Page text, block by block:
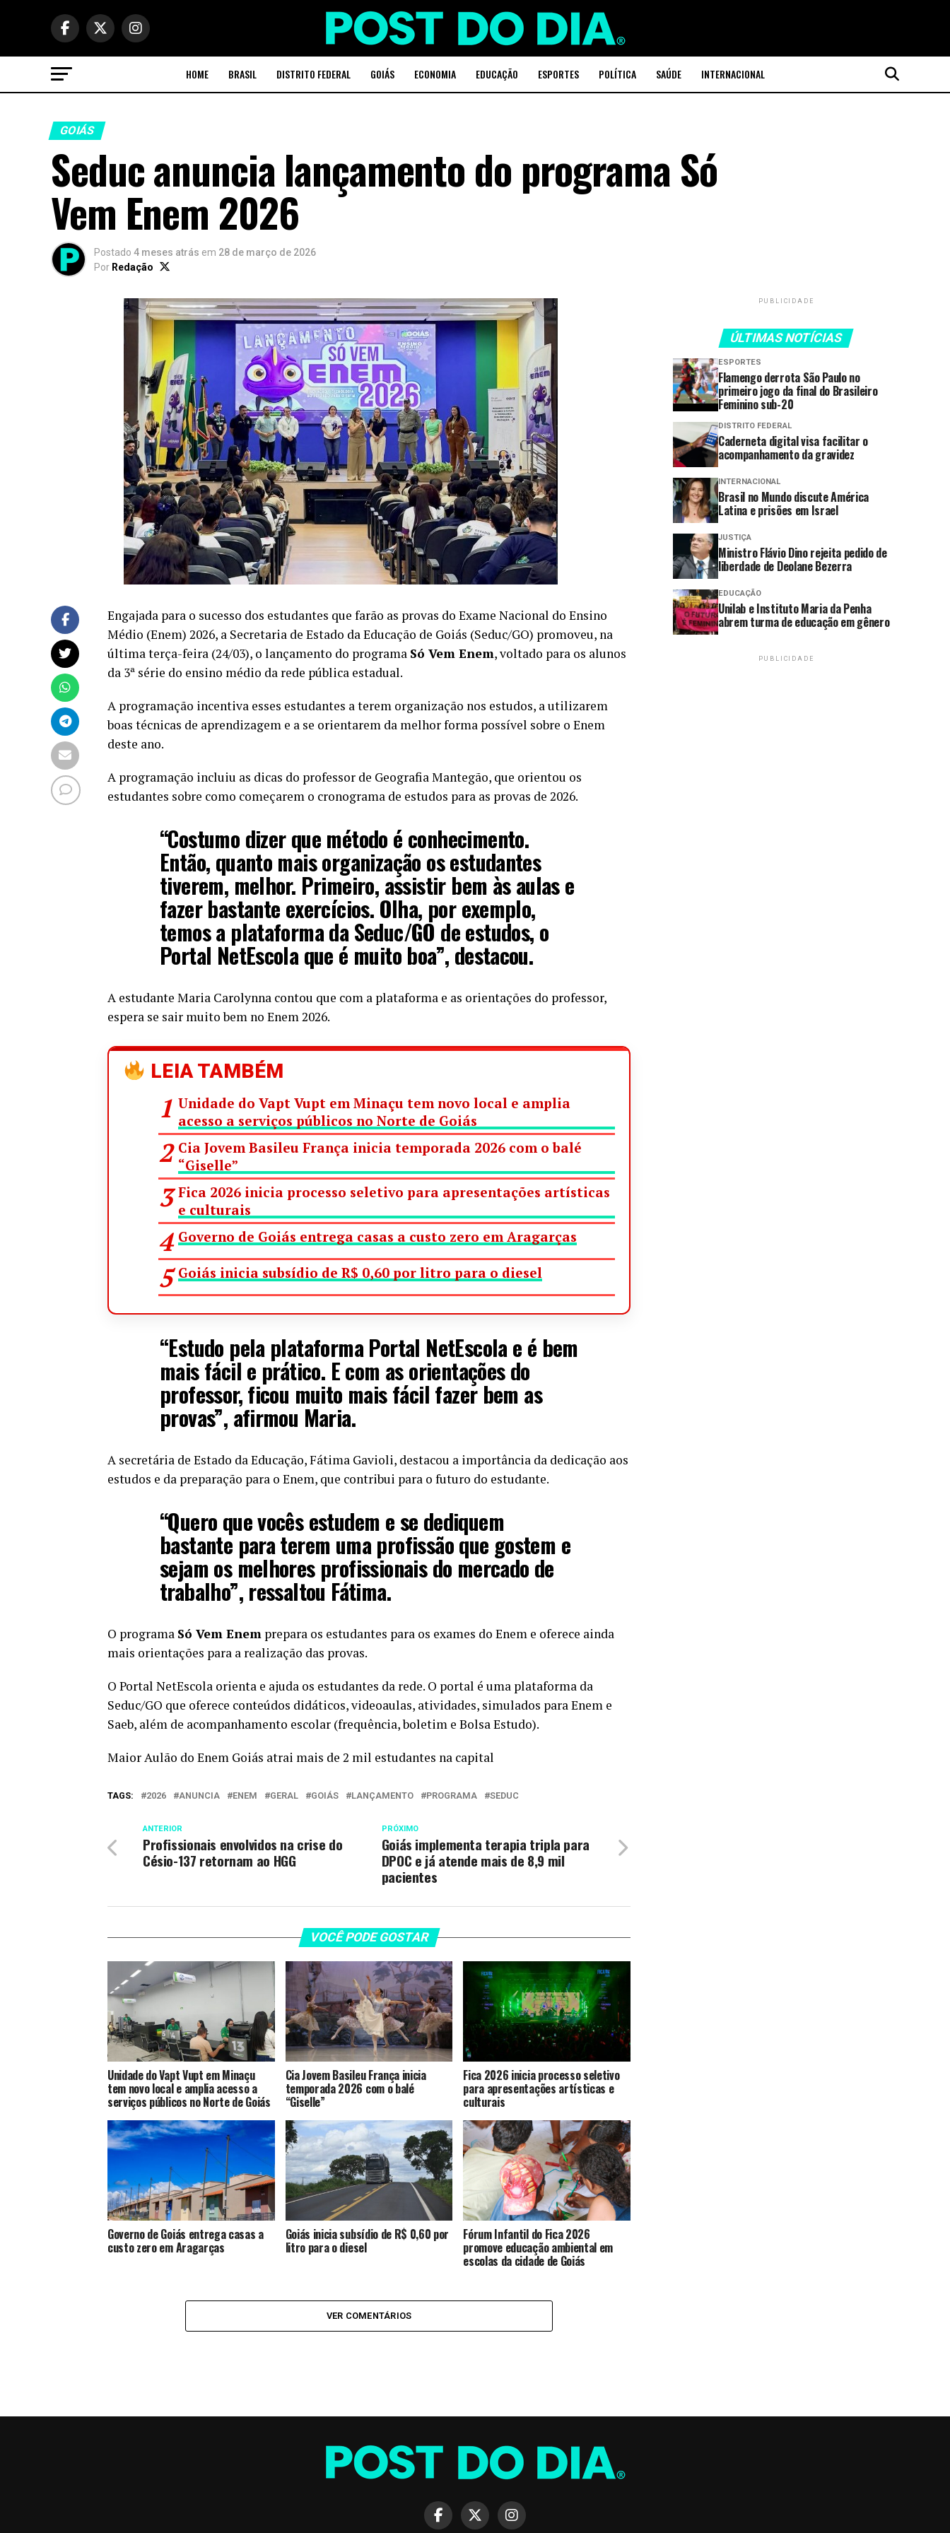
HOME BRASIL DISTRITO FEDERAL GOIÁS ECONOMIA EDUCAÇÃO ESPORTES POLÍTICA SAÚDE INTERNACIONAL
GOIÁS
Seduc anuncia lançamento do programa Só
Vem Enem 2026
Postado 4 meses atrás em 28 de março de 2026
Por Redação
Engajada para o sucesso dos estudantes que farão as provas do Exame Nacional do Ensino
Médio (Enem) 2026, a Secretaria de Estado da Educação de Goiás (Seduc/GO) promoveu, na
última terça-feira (24/03), o lançamento do programa Só Vem Enem, voltado para os alunos
da 3ª série do ensino médio da rede pública estadual.
A programação incentiva esses estudantes a terem organização nos estudos, a utilizarem
boas técnicas de aprendizagem e a se orientarem da melhor forma possível sobre o Enem
deste ano.
A programação incluiu as dicas do professor de Geografia Mantegão, que orientou os
estudantes sobre como começarem o cronograma de estudos para as provas de 2026.
“Costumo dizer que método é conhecimento.
Então, quanto mais organização os estudantes
tiverem, melhor. Primeiro, assistir bem às aulas e
fazer bastante exercícios. Olha, por exemplo,
temos a plataforma da Seduc/GO de estudos, o
Portal NetEscola que é muito boa”, destacou.
A estudante Maria Carolynna contou que com a plataforma e as orientações do professor,
espera se sair muito bem no Enem 2026.
LEIA TAMBÉM
Unidade do Vapt Vupt em Minaçu tem novo local e amplia
acesso a serviços públicos no Norte de Goiás
Cia Jovem Basileu França inicia temporada 2026 com o balé
“Giselle”
Fica 2026 inicia processo seletivo para apresentações artísticas
e culturais
Governo de Goiás entrega casas a custo zero em Aragarças
Goiás inicia subsídio de R$ 0,60 por litro para o diesel
“Estudo pela plataforma Portal NetEscola e é bem
mais fácil e prático. E com as orientações do
professor, ficou muito mais fácil fazer bem as
provas”, afirmou Maria.
A secretária de Estado da Educação, Fátima Gavioli, destacou a importância da dedicação aos
estudos e da preparação para o Enem, que contribui para o futuro do estudante.
“Quero que vocês estudem e se dediquem
bastante para terem uma profissão que gostem e
sejam os melhores profissionais do mercado de
trabalho”, ressaltou Fátima.
O programa Só Vem Enem prepara os estudantes para os exames do Enem e oferece ainda
mais orientações para a realização das provas.
O Portal NetEscola orienta e ajuda os estudantes da rede. O portal é uma plataforma da
Seduc/GO que oferece conteúdos didáticos, videoaulas, atividades, simulados para Enem e
Saeb, além de acompanhamento escolar (frequência, boletim e Bolsa Estudo).
Maior Aulão do Enem Goiás atrai mais de 2 mil estudantes na capital
TAGS: 2026 ANUNCIA ENEM GERAL GOIÁS LANÇAMENTO PROGRAMA SEDUC
PRÓXIMO
Goiás implementa terapia tripla para
DPOC e já atende mais de 8,9 mil
pacientes
ANTERIOR
Profissionais envolvidos na crise do
Césio-137 retornam ao HGG
VOCÊ PODE GOSTAR
Unidade do Vapt Vupt em Minaçu
tem novo local e amplia acesso a
serviços públicos no Norte de Goiás
Cia Jovem Basileu França inicia
temporada 2026 com o balé
“Giselle”
Fica 2026 inicia processo seletivo
para apresentações artísticas e
culturais
Governo de Goiás entrega casas a
custo zero em Aragarças
Goiás inicia subsídio de R$ 0,60 por
litro para o diesel
Fórum Infantil do Fica 2026
promove educação ambiental em
escolas da cidade de Goiás
VER COMENTÁRIOS
PUBLICIDADE
ÚLTIMAS NOTÍCIAS
ESPORTES
Flamengo derrota São Paulo no
primeiro jogo da final do Brasileiro
Feminino sub-20
DISTRITO FEDERAL
Caderneta digital visa facilitar o
acompanhamento da gravidez
INTERNACIONAL
Brasil no Mundo discute América
Latina e prisões em Israel
JUSTIÇA
Ministro Flávio Dino rejeita pedido de
liberdade de Deolane Bezerra
EDUCAÇÃO
Unilab e Instituto Maria da Penha
abrem turma de educação em gênero
PUBLICIDADE